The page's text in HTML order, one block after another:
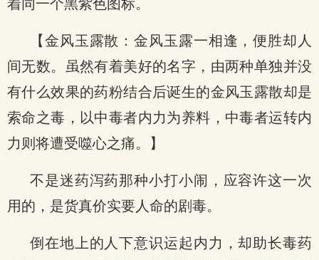
着同一个黑紫色图标。
【金风玉露散：金风玉露一相逢，便胜却人
间无数。虽然有着美好的名字，由两种单独并没
有什么效果的药粉结合后诞生的金风玉露散却是
索命之毒，以中毒者内力为养料，中毒者运转内
力则将遭受噬心之痛。】
不是迷药泻药那种小打小闹，应容许这一次
用的，是货真价实要人命的剧毒。
倒在地上的人下意识运起内力，却助长毒药